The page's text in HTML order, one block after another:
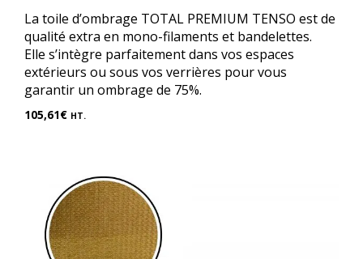
La toile d’ombrage TOTAL PREMIUM TENSO est de
qualité extra en mono-filaments et bandelettes.
Elle s’intègre parfaitement dans vos espaces
extérieurs ou sous vos verrières pour vous
garantir un ombrage de 75%.
105,61€ HT.